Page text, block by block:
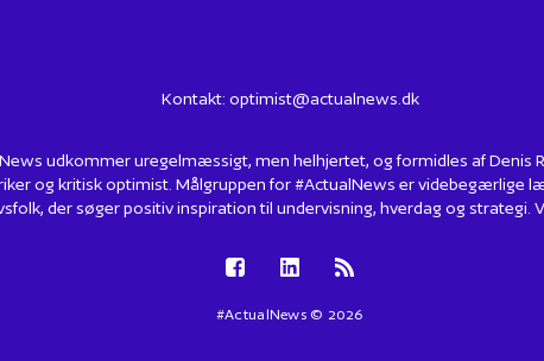
Kontakt: optimist@actualnews.dk
udkommer uregelmæssigt, men helhjertet, og formidles af Denis
og kritisk optimist. Målgruppen for #ActualNews er videbegærlige
der søger positiv inspiration til undervisning, hverdag og strategi.
#ActualNews © 2026